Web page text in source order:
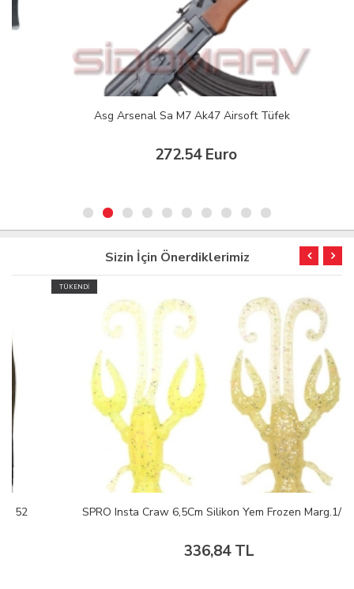
Asg Arsenal Sa M7 Ak47 Airsoft Tüfek
272.54 Euro
Sizin İçin Önerdiklerimiz
SPRO Insta Craw 6,5Cm Silikon Yem Frozen Marg.1/7
336,84 TL